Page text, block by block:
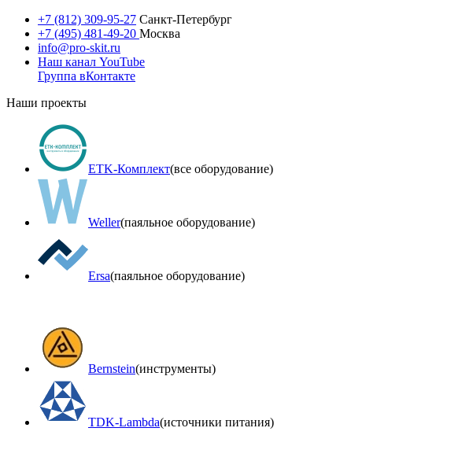
+7 (812) 309-95-27 Санкт-Петербург
+7 (495) 481-49-20 Москва
info@pro-skit.ru
Наш канал YouTube
Группа вКонтакте
Наши проекты
ETK-Комплект(все оборудование)
Weller(паяльное оборудование)
Ersa(паяльное оборудование)
Bernstein(инструменты)
TDK-Lambda(источники питания)